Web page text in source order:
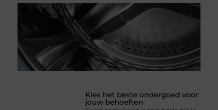
Kies het beste ondergoed voor
jouw behoeften